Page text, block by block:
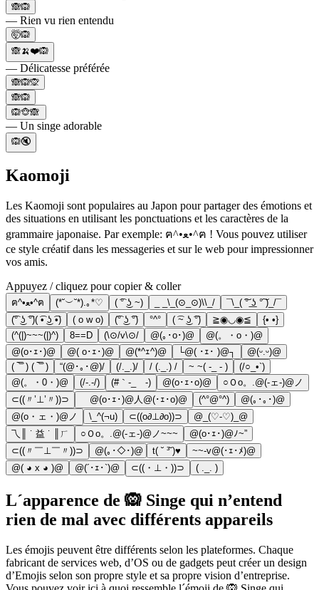
🙈🙉
— Rien vu rien entendu
🤯🙉
🙈🍌❤️🙉
— Délicatesse préférée
🙈🙉🙊
🙈🙉
🙉🐵🙈
— Un singe adorable
🙉🔇
Kaomoji
Les Kaomoji sont populaires au Japon pour partager des émotions et
des situations en utilisant les ponctuations et les caractères de la
grammaire japonaise. Par exemple: ฅ^•ﻌ•^ฅ ! Vous pouvez utiliser
ce style créatif dans les messageries et sur le web pour impressionner
vos amis.
Appuyez / cliquez pour copier & coller
ฅ^•ﻌ•^ฅ (*˘︶˘*).｡*♡ ( ͡° ͜ʖ ~) _ _\_(⊙_⊙)\\_/
¯\_( ͠° ͟ʖ °͠ )_/¯
(͡° ͜ʖ ͡°)( ͡• ͜ʖ ͡•)
( o w o) (͡° ͜ʖ ͡°) °^° ( ͡~ ͜ʖ ͡°) ≧◉◡◉≦
{• •}
(^(|)~~~(|)^)
8==D (\⊙/v\⊙/ @(｡･o･)@
@(。・o・)@
@(o･ｪ･)@
@( o･ｪ･)@ @(*^ｪ^)@ └@( ･ｪ･ )@┐
@(ᵕ.ᵕ)@
( ‾᷅‾᷄ ) ( ‾᷅‾᷄ )
“(@･｡･@)/ (/._.)/ / (._.) / ~ ~( -_ - )
(/○_•`)
@(。・0・)@
(/-.-/) (#｀-_ゝ-) @(o･ｪ･o)@
○Ｏo。.@(-ェ-)@ノ
⊂((〃’⊥’〃))⊃
ゞ@(o･ｪ･)@人@(･ｪ･o)@ (^°@°^)
@(｡･｡･)@
@(o・ェ・)@ノ
\_^(¬u) ⊂((о∂⊥∂о))⊃
@_(♡-♡)_@
乁║ ˙ 益 ˙ ║ㄏ
○Ｏo。.@(-ェ-)@ノ~~~
@(o･ｪ･)@ﾉ~”
⊂((〃￣⊥￣〃))⊃
@(｡･◇･)@ t( ˘ ³˘)♥
~~-v@(･ｪ･ﾒ)@
@( ◕ x ◕ )@
@(´･ｪ･`)@ ⊂((・⊥・))⊃ ( ._. )
L´apparence de 🙉 Singe qui n’entend
rien de mal avec différents appareils
Les émojis peuvent être différents selon les plateformes. Chaque
fabricant de services web, d’OS ou de gadgets peut créer un design
d’Emojis selon son propre style et sa propre vision d’entreprise.